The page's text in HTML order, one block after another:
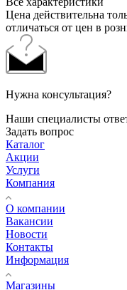
Цена действительна
отличаться от цен в
Нужна консультация?
Наши специалисты
Задать вопрос
Каталог
Акции
Услуги
Компания
О компании
Вакансии
Новости
Контакты
Информация
Магазины